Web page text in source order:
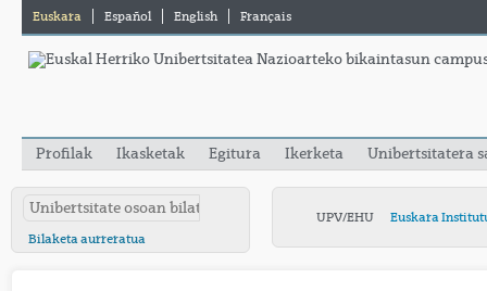
Euskara Español English Français
Profilak Ikasketak Egitura Ikerketa Unibertsitatera
Bilaketa aurreratua
UPV/EHU Euskara